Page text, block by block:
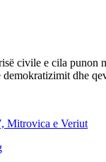
civile e cila
dhe
Mitrovica e Veriut